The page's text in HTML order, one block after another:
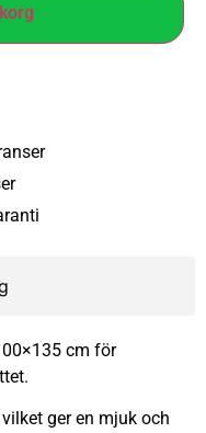
cm för
ger en mjuk och